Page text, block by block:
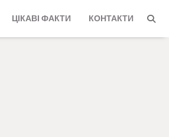
ЦІКАВІ ФАКТИ КОНТАКТИ